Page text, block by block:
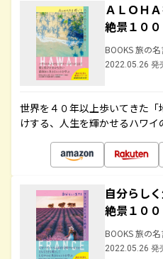
ＡＬＯＨ
絶景１００
BOOKS 旅の
2022.05.26 発
世界を４０年以上歩いてきた
けする、人生を輝かせるハワ
自分らし
絶景１００
BOOKS 旅の
2022.05.26 発